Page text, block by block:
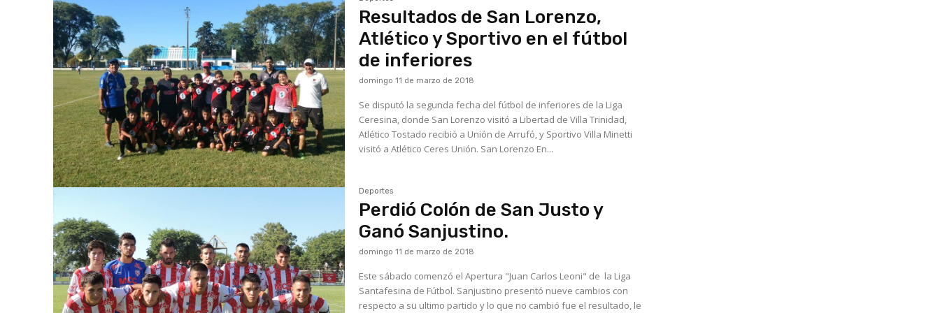
Resultados de San Lorenzo,
Atlético y Sportivo en el fútbol
de inferiores
domingo 11 de marzo de 2018
Se disputó la segunda fecha del fútbol de inferiores de la Liga
Ceresina, donde San Lorenzo visitó a Libertad de Villa Trinidad,
Atlético Tostado recibió a Unión de Arrufó, y Sportivo Villa Minetti
visitó a Atlético Ceres Unión. San Lorenzo En...
Deportes
Perdió Colón de San Justo y
Ganó Sanjustino.
domingo 11 de marzo de 2018
Este sábado comenzó el Apertura "Juan Carlos Leoni" de la Liga
Santafesina de Fútbol. Sanjustino presentó nueve cambios con
respecto a su ultimo partido y lo que no cambió fue el resultado, le